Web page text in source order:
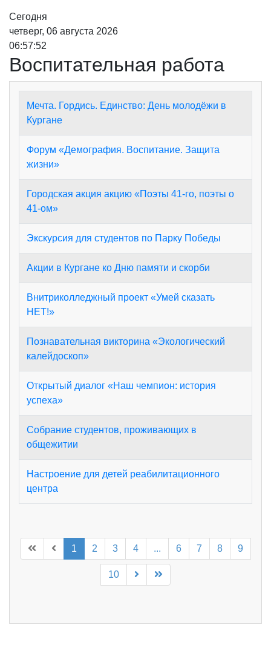
Сегодня
четверг, 06 августа 2026
06:57:52
Воспитательная работа
Мечта. Гордись. Единство: День молодёжи в
Кургане
Форум «Демография. Воспитание. Защита
жизни»
Городская акция акцию «Поэты 41-го, поэты о
41-ом»
Экскурсия для студентов по Парку Победы
Акции в Кургане ко Дню памяти и скорби
Внитриколледжный проект «Умей сказать
НЕТ!»
Познавательная викторина «Экологический
калейдоскоп»
Открытый диалог «Наш чемпион: история
успеха»
Собрание студентов, проживающих в
общежитии
Настроение для детей реабилитационного
центра
1 2 3 4 ... 6 7 8 9
10